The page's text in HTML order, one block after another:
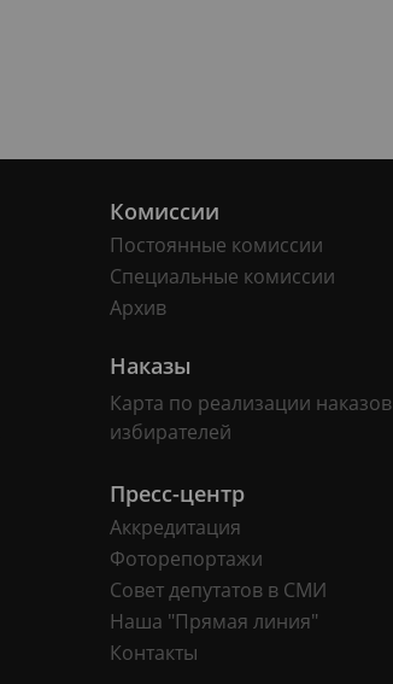
Комиссии
Постоянные комиссии
Специальные комиссии
Архив
Наказы
Карта по реализации наказов
избирателей
Пресс-центр
Аккредитация
Фоторепортажи
Совет депутатов в СМИ
Наша "Прямая линия"
Контакты